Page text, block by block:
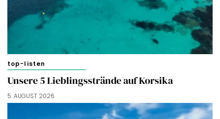
top-listen
Unsere 5 Lieblingsstrände auf Korsika
5. AUGUST 2026